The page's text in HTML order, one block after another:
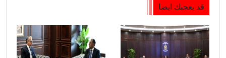
قد يعجبك ايضا